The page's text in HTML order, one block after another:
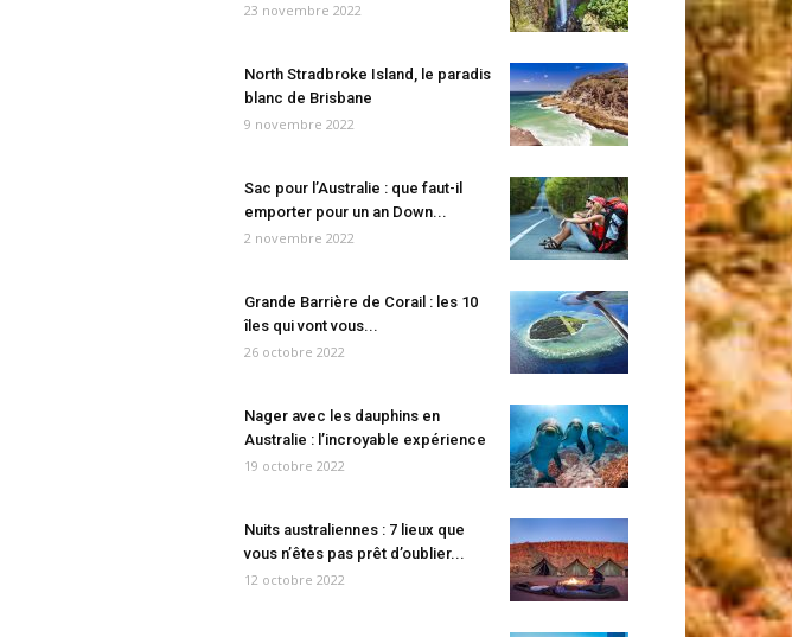
23 novembre 2022
North Stradbroke Island, le paradis
blanc de Brisbane
9 novembre 2022
Sac pour l’Australie : que faut-il
emporter pour un an Down...
2 novembre 2022
Grande Barrière de Corail : les 10
îles qui vont vous...
26 octobre 2022
Nager avec les dauphins en
Australie : l’incroyable expérience
19 octobre 2022
Nuits australiennes : 7 lieux que
vous n’êtes pas prêt d’oublier...
12 octobre 2022